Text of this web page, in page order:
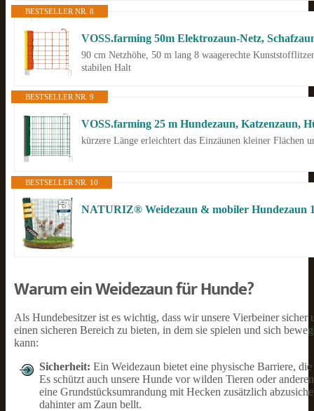
BESTSELLER NR. 8
VOSS.farming 50m Elektrozaun-Netz,
90 cm Netzhöhe, 50 m lang 8 waagerechte
stabilen Halt
BESTSELLER NR. 9
VOSS.farming 25 m Hundezaun, Katzenzaun,
kürzere Länge erleichtert das Einzäunen kleiner
BESTSELLER NR. 10
Warum ein Weidezaun für Hunde?
Als Hundebesitzer ist es wichtig, dass wir unsere Vierbeiner
einen sicheren Bereich zu bieten, in dem sie spielen und sich
kann:
Sicherheit: Ein Weidezaun bietet eine physische Barriere,
Es schützt auch unsere Hunde vor wilden Tieren oder
eine Grundstücksumrandung mit Hecken zusätzlich
dahinter am Zaun bellt.